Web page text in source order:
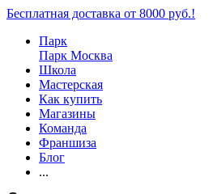
Бесплатная доставка от 8000 руб.!
Парк
Парк Москва
Школа
Мастерская
Как купить
Магазины
Команда
Франшиза
Блог
...